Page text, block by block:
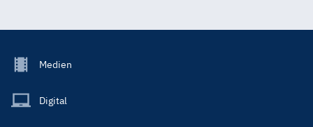
Footer
Main
Medien
Digital